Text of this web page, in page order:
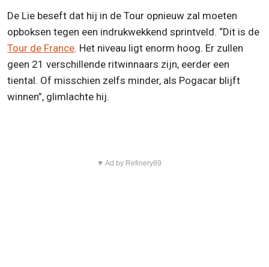
De Lie beseft dat hij in de Tour opnieuw zal moeten
opboksen tegen een indrukwekkend sprintveld. “Dit is de
Tour de France. Het niveau ligt enorm hoog. Er zullen
geen 21 verschillende ritwinnaars zijn, eerder een
tiental. Of misschien zelfs minder, als Pogacar blijft
winnen”, glimlachte hij.
▼ Ad by Refinery89